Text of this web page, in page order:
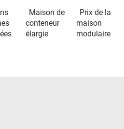
Maison de
conteneur
élargie
Prix de la
maison
modulaire